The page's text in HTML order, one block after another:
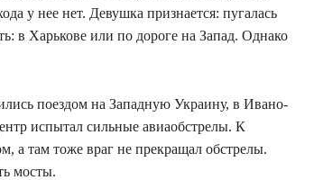
у нее нет. Девушка признается: пугалась
в Харькове или по дороге на Запад. Однако
поездом на Западную Украину, в Ивано-
испытал сильные авиаобстрелы. К
а там тоже враг не прекращал обстрелы.
мосты.